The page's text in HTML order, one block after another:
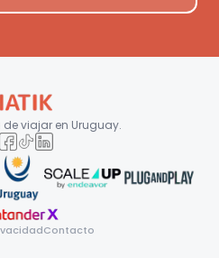
viajar en Uruguay.
Contacto